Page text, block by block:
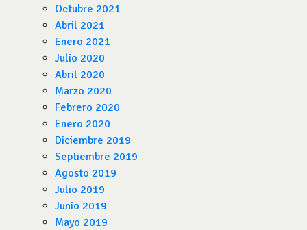
Octubre 2021
Abril 2021
Enero 2021
Julio 2020
Abril 2020
Marzo 2020
Febrero 2020
Enero 2020
Diciembre 2019
Septiembre 2019
Agosto 2019
Julio 2019
Junio 2019
Mayo 2019